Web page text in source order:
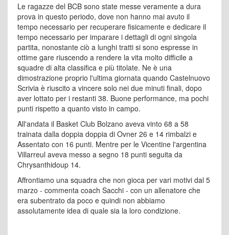
Le ragazze del BCB sono state messe veramente a dura
prova in questo periodo, dove non hanno mai avuto il
tempo necessario per recuperare fisicamente e dedicare il
tempo necessario per imparare i dettagli di ogni singola
partita, nonostante ciò a lunghi tratti si sono espresse in
ottime gare riuscendo a rendere la vita molto difficile a
squadre di alta classifica e più titolate. Ne è una
dimostrazione proprio l'ultima giornata quando Castelnuovo
Scrivia è riuscito a vincere solo nei due minuti finali, dopo
aver lottato per i restanti 38. Buone performance, ma pochi
punti rispetto a quanto visto in campo.
All'andata il Basket Club Bolzano aveva vinto 68 a 58
trainata dalla doppia doppia di Ovner 26 e 14 rimbalzi e
Assentato con 16 punti. Mentre per le Vicentine l'argentina
Villarreul aveva messo a segno 18 punti seguita da
Chrysanthidoup 14.
Affrontiamo una squadra che non gioca per vari motivi dal 5
marzo - commenta coach Sacchi - con un allenatore che
era subentrato da poco e quindi non abbiamo
assolutamente idea di quale sia la loro condizione.